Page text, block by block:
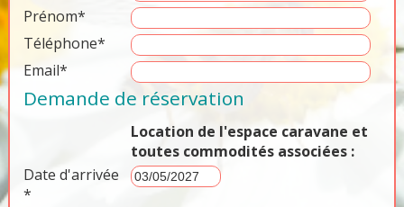
Prénom*
Téléphone*
Email*
Demande de réservation
Location de l'espace caravane et
toutes commodités associées :
Date d'arrivée
*